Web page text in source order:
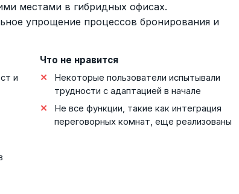
местами в гибридных офисах.
упрощение процессов бронирования и
и
Что не нравится
Некоторые пользователи испытывали
трудности с адаптацией в начале
Не все функции, такие как интеграция
переговорных комнат, еще реализованы